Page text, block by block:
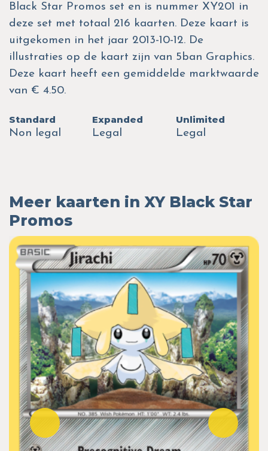
Black Star Promos set en is nummer XY201 in
deze set met totaal 216 kaarten. Deze kaart is
uitgekomen in het jaar 2013-10-12. De
illustraties op de kaart zijn van 5ban Graphics.
Deze kaart heeft een gemiddelde marktwaarde
van € 4.50.
Standard
Non legal
Expanded
Legal
Unlimited
Legal
Meer kaarten in XY Black Star
Promos